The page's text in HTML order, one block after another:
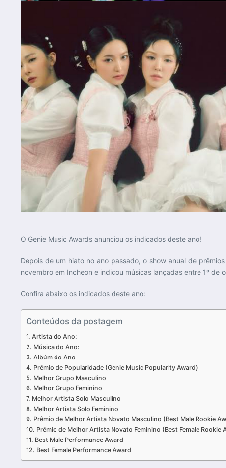
O Genie Music Awards anunciou os indicados deste ano!
Depois de um hiato no ano passado, o show anual de
novembro em Incheon e indicou músicas lançadas entre 1º de
Confira abaixo os indicados deste ano:
Conteúdos da postagem
Artista do Ano:
Música do Ano:
Albúm do Ano
Prêmio de Popularidade (Genie Music Popularity Award)
Melhor Grupo Masculino
Melhor Grupo Feminino
Melhor Artista Solo Masculino
Melhor Artista Solo Feminino
Prêmio de Melhor Artista Novato Masculino (Best Male Rookie
Prêmio de Melhor Artista Novato Feminino (Best Female Rookie
Best Male Performance Award
Best Female Performance Award